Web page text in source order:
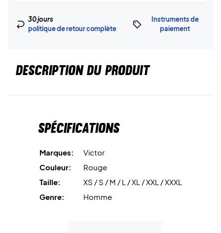
30 jours
politique de retour complète
Instruments de
paiement
DESCRIPTION DU PRODUIT
Spécifications
Marques:
Victor
Couleur:
Rouge
Taille:
XS / S / M / L / XL / XXL / XXXL
Genre:
Homme